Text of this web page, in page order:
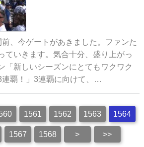
、今ゲートがあきました。ファンた
ていきます。気合十分、盛り上がっ
「新しいシーズンにとてもワクワク
連覇！」3連覇に向けて、…
1561 1562 1563 1564
1567 1568 > >>